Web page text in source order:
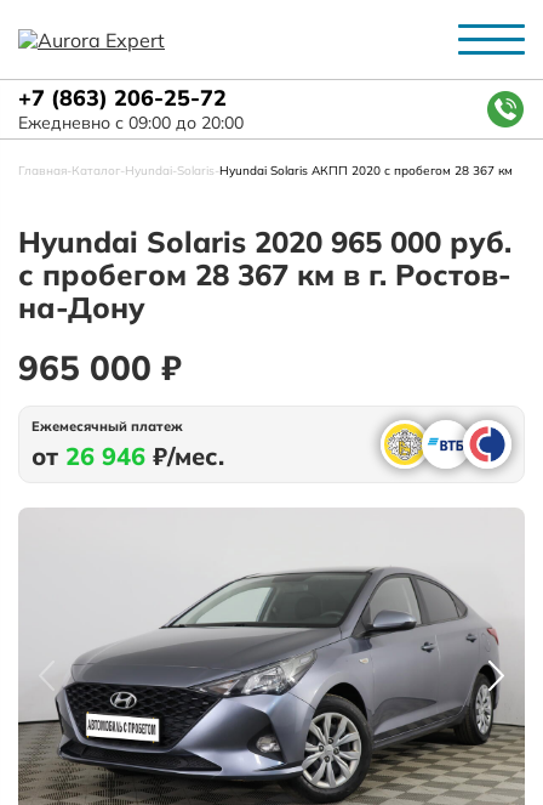
+7 (863) 206-25-72
Ежедневно с 09:00 до 20:00
Главная-Каталог-Hyundai-Solaris-Hyundai Solaris АКПП 2020 с пробегом 28 367 км
Hyundai Solaris 2020 965 000 руб.
с пробегом 28 367 км в г. Ростов-
на-Дону
965 000 ₽
Ежемесячный платеж
от 26 946 ₽/мес.